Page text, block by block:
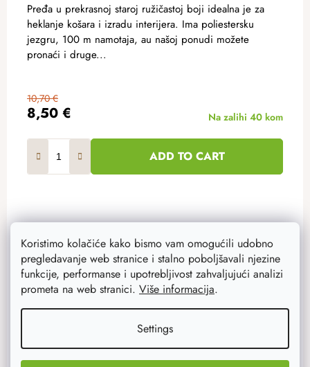
Koristimo kolačiće kako bismo vam omogućili udobno
pregledavanje web stranice i stalno poboljšavali njezine
funkcije, performanse i upotrebljivost zahvaljujući analizi
prometa na web stranici. Više informacija.
Settings
8,50 €
10,70 €
Na zalihi 40 kom
ADD TO CART
Pređa u prekrasnoj staroj ružičastoj boji idealna je za
heklanje košara i izradu interijera. Ima poliestersku
jezgru, 100 m namotaja, au našoj ponudi možete
pronaći i druge...
Akcija up to –20 %